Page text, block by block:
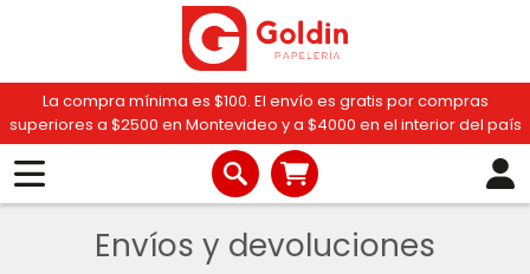
La compra mínima es $100. El envío es gratis por compras
superiores a $2500 en Montevideo y a $4000 en el interior del país
Envíos y devoluciones